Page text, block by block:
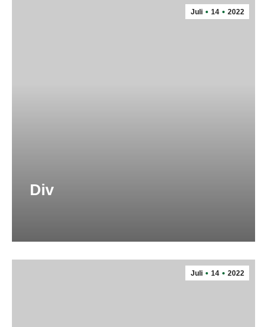
Juli 14 2022
Div
Juli 14 2022